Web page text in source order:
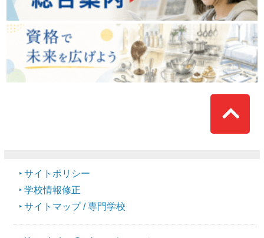
Top
サイトポリシー
学校情報修正
サイトマップ / 専門学校